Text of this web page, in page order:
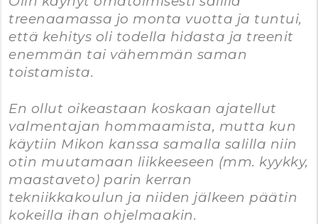
treenaamassa jo monta vuotta ja tuntui,
että kehitys oli todella hidasta ja treenit
enemmän tai vähemmän saman
toistamista.
En ollut oikeastaan koskaan ajatellut
valmentajan hommaamista, mutta kun
käytiin Mikon kanssa samalla salilla niin
otin muutamaan liikkeeseen (mm. kyykky,
maastaveto) parin kerran
tekniikkakoulun ja niiden jälkeen päätin
kokeilla ihan ohjelmaakin.